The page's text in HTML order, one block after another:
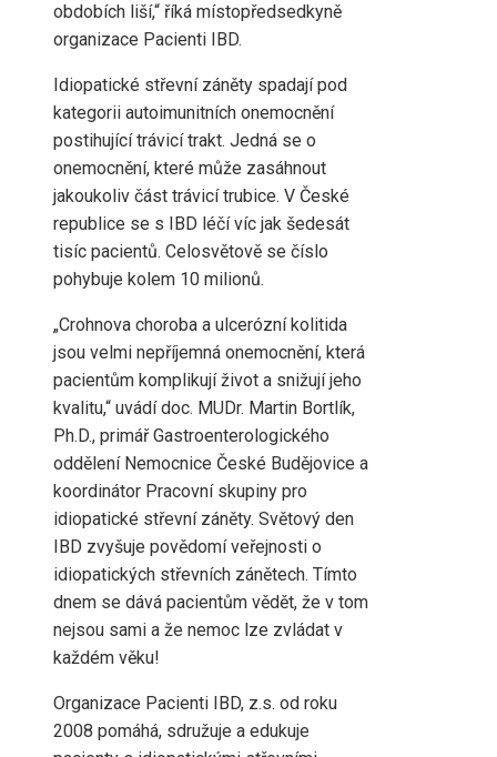
obdobích liší,“ říká místopředsedkyně
organizace Pacienti IBD.
Idiopatické střevní záněty spadají pod
kategorii autoimunitních onemocnění
postihující trávicí trakt. Jedná se o
onemocnění, které může zasáhnout
jakoukoliv část trávicí trubice. V České
republice se s IBD léčí víc jak šedesát
tisíc pacientů. Celosvětově se číslo
pohybuje kolem 10 milionů.
„Crohnova choroba a ulcerózní kolitida
jsou velmi nepříjemná onemocnění, která
pacientům komplikují život a snižují jeho
kvalitu,“ uvádí doc. MUDr. Martin Bortlík,
Ph.D., primář Gastroenterologického
oddělení Nemocnice České Budějovice a
koordinátor Pracovní skupiny pro
idiopatické střevní záněty. Světový den
IBD zvyšuje povědomí veřejnosti o
idiopatických střevních zánětech. Tímto
dnem se dává pacientům vědět, že v tom
nejsou sami a že nemoc lze zvládat v
každém věku!
Organizace Pacienti IBD, z.s. od roku
2008 pomáhá, sdružuje a edukuje